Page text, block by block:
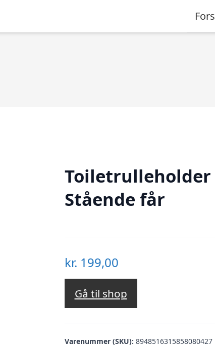
Toiletrulleholder
Stående får
kr. 199,00
Gå til shop
Varenummer (SKU): 8948516315858080427